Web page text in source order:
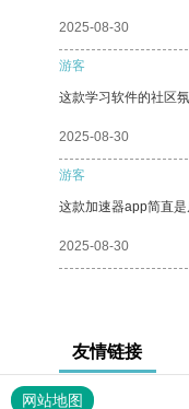
2025-08-30
游客
这款学习软件的社区
2025-08-30
游客
这款加速器app简直
2025-08-30
友情链接
网站地图